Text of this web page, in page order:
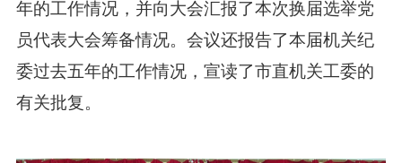
年的工作情况，并向大会汇报了本次换届选举党
员代表大会筹备情况。会议还报告了本届机关纪
委过去五年的工作情况，宣读了市直机关工委的
有关批复。